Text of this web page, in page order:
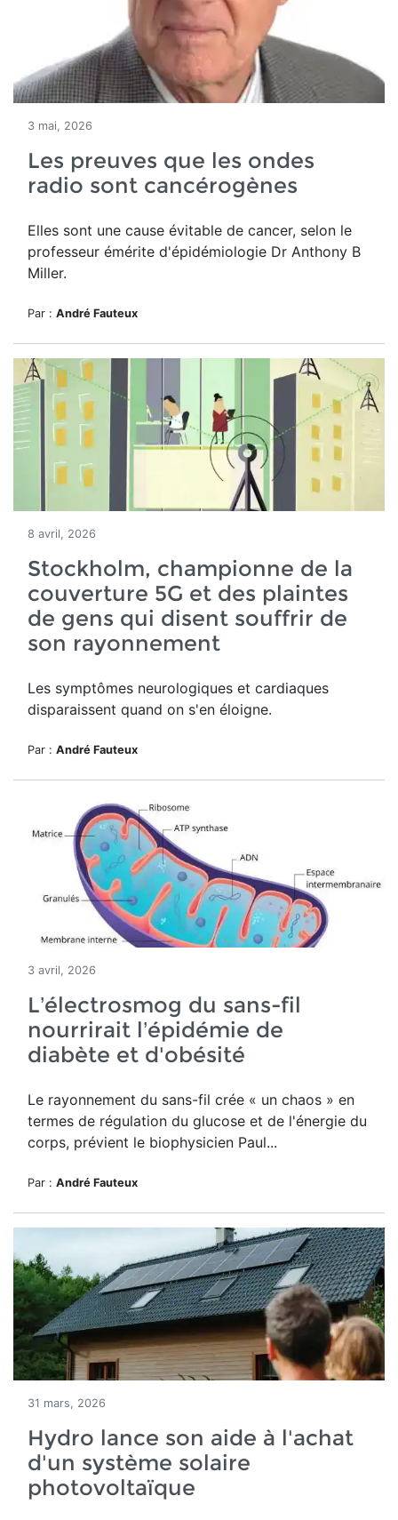
3 mai, 2026
Les preuves que les ondes
radio sont cancérogènes
Elles sont une cause évitable de cancer, selon le
professeur émérite d'épidémiologie Dr Anthony B
Miller.
Par : André Fauteux
8 avril, 2026
Stockholm, championne de la
couverture 5G et des plaintes
de gens qui disent souffrir de
son rayonnement
Les symptômes neurologiques et cardiaques
disparaissent quand on s'en éloigne.
Par : André Fauteux
3 avril, 2026
L’électrosmog du sans-fil
nourrirait l’épidémie de
diabète et d'obésité
Le rayonnement du sans-fil crée « un chaos » en
termes de régulation du glucose et de l'énergie du
corps, prévient le biophysicien Paul...
Par : André Fauteux
31 mars, 2026
Hydro lance son aide à l'achat
d'un système solaire
photovoltaïque